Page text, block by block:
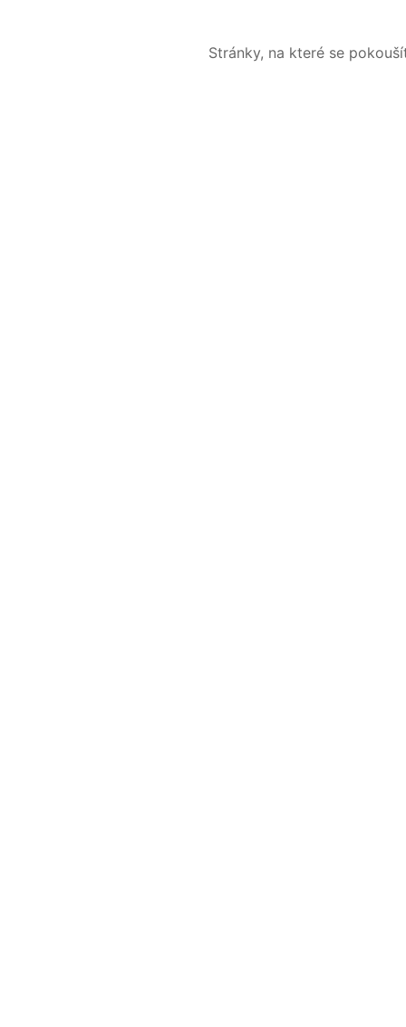
Stránky, na které se